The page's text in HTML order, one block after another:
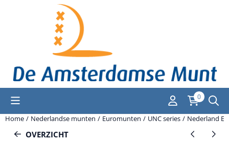
Cookievoorkeuren zijn momenteel gesloten.
0
Home / Nederlandse munten / Euromunten / UNC series / Nederland
OVERZICHT